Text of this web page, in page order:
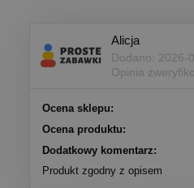
Alicja
Dodano: 2026-
Opinia
Ocena sklepu:
Ocena produktu:
Dodatkowy komentarz:
Produkt zgodny z opisem